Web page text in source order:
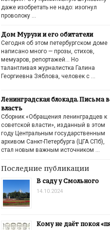
даже изобретать не надо: изогнул
проволоку …
Дом Мурузи и его обитатели
Сегодня об этом петербургском доме
написано много — прозы, стихов,
мемуаров, репортажей… Но
талантливая журналистка Галина
Георгиевна Зяблова, человек с …
Ленинградская блокада. Письма
власть
Сборник «Обращения ленинградцев к
советской власти», изданный в этом
году Центральным государственным
архивом Санкт-Петербурга (ЦГА СПб),
стал новым важным источником …
Последние публикации
В саду у Смольного
14.10.2024
Кому не даёт покоя